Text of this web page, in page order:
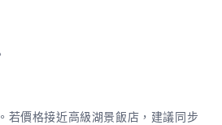
若價格接近高級湖景飯店，建議同步